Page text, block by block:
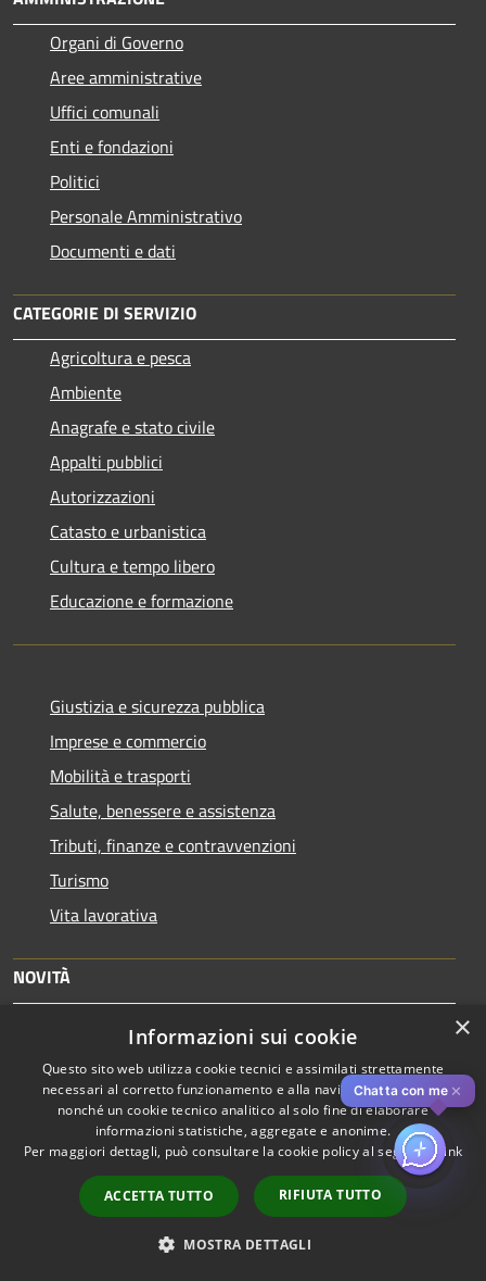
Organi di Governo
Aree amministrative
Uffici comunali
Enti e fondazioni
Politici
Personale Amministrativo
Documenti e dati
CATEGORIE DI SERVIZIO
Agricoltura e pesca
Ambiente
Anagrafe e stato civile
Appalti pubblici
Autorizzazioni
Catasto e urbanistica
Cultura e tempo libero
Educazione e formazione
Giustizia e sicurezza pubblica
Imprese e commercio
Mobilità e trasporti
Salute, benessere e assistenza
Tributi, finanze e contravvenzioni
Turismo
Vita lavorativa
NOVITÀ
Avvisi
VIVERE IL COMUNE
Eventi
Luoghi
Chatta con me ✕
×
Informazioni sui cookie
Questo sito web utilizza cookie tecnici e assimilati strettamente
necessari al corretto funzionamento e alla navigazione del sito,
nonché un cookie tecnico analitico al solo fine di elaborare
informazioni statistiche, aggregate e anonime.
Per maggiori dettagli, può consultare la cookie policy al seguente link
ACCETTA TUTTO RIFIUTA TUTTO
MOSTRA DETTAGLI